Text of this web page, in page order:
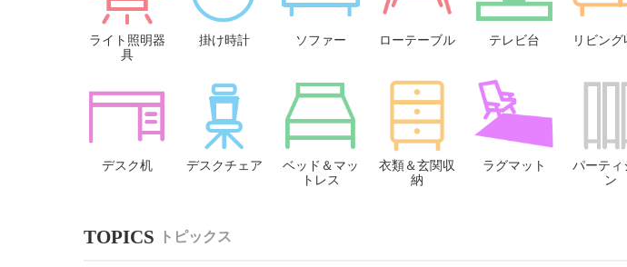
ライト照明器
具
掛け時計 ソファー ローテーブル テレビ台 リビング
デスク机 デスクチェア
ベッド＆マッ
トレス
衣類＆玄関収
納
ラグマット
パーティ
ン
トピックス